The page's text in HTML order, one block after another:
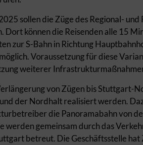
sollen die Züge des Regional-
Dort können die Reisenden alle 15
zur S-Bahn in Richtung
Voraussetzung für diese
weiterer
von Zügen bis Stuttgart-
der Nordhalt realisiert werden.
die Panoramabahn von
werden gemeinsam durch das
betreut. Die Geschäftsstelle